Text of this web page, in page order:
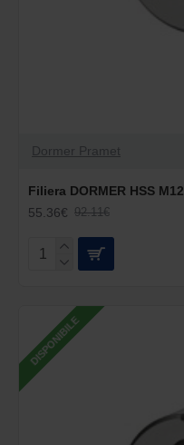
Dormer Pramet
Filiera DORMER HSS M12
55.36€ 92.11€
DISPONIBILE